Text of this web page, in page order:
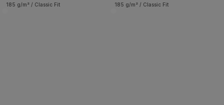
185 g/m² / Classic Fit 185 g/m² / Classic Fit